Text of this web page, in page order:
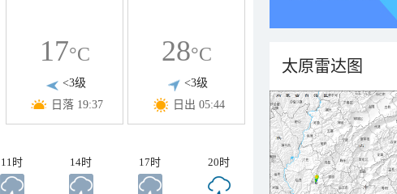
17°C
<3级
日落 19:37
28°C
<3级
日出 05:44
11时 14时 17时 20时
太原雷达图